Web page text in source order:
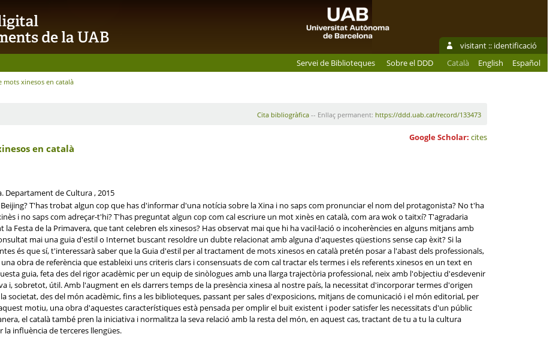
visitant :: identificació
Servei de Biblioteques Sobre el DDD Català English Español
mots xinesos en català
Cita bibliogràfica-- Enllaç permanent: https://ddd.uab.cat/record/133473
Google Scholar: cites
en català
Departament de Cultura , 2015
T'has trobat algun cop que has d'informar d'una notícia sobre la Xina i no saps com pronunciar el nom del protagonista? No t'ha
i no saps com adreçar-t'hi? T'has preguntat algun cop com cal escriure un mot xinès en català, com ara wok o taitxí? T'agradaria
la Festa de la Primavera, que tant celebren els xinesos? Has observat mai que hi ha vacil·lació o incoherències en alguns mitjans amb
mai una guia d'estil o Internet buscant resoldre un dubte relacionat amb alguna d'aquestes qüestions sense cap èxit? Si la
és que sí, t'interessarà saber que la Guia d'estil per al tractament de mots xinesos en català pretén posar a l'abast dels professionals,
obra de referència que estableixi uns criteris clars i consensuats de com cal tractar els termes i els referents xinesos en un text en
guia, feta des del rigor acadèmic per un equip de sinòlogues amb una llarga trajectòria professional, neix amb l'objectiu d'esdevenir
i, sobretot, útil. Amb l'augment en els darrers temps de la presència xinesa al nostre país, la necessitat d'incorporar termes d'origen
societat, des del món acadèmic, fins a les biblioteques, passant per sales d'exposicions, mitjans de comunicació i el món editorial, per
motiu, una obra d'aquestes característiques està pensada per omplir el buit existent i poder satisfer les necessitats d'un públic
el català també pren la iniciativa i normalitza la seva relació amb la resta del món, en aquest cas, tractant de tu a tu la cultura
la influència de terceres llengües.